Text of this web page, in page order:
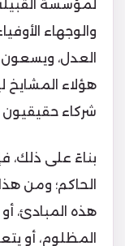
لمؤسسة
والوجهاء
العدل، ويسعون
هؤلاء المشايخ
شركاء حقيقيون
بناءً على ذلك،
الحاكم؛ ومن
هذه المبادئ،
المظلوم، أو